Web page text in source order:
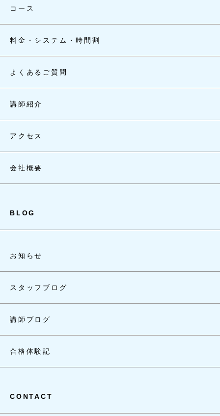
コース
料金・システム・時間割
よくあるご質問
講師紹介
アクセス
会社概要
BLOG
お知らせ
スタッフブログ
講師ブログ
合格体験記
CONTACT